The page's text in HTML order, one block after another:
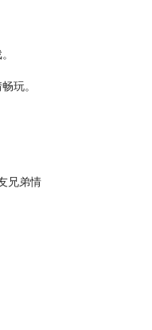
玩。
兄弟情